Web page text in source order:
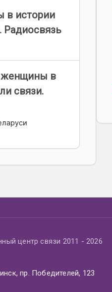
в истории
Радиосвязь
женщины в
связи.
центр связи 2011 - 2026
пр. Победителей, 123